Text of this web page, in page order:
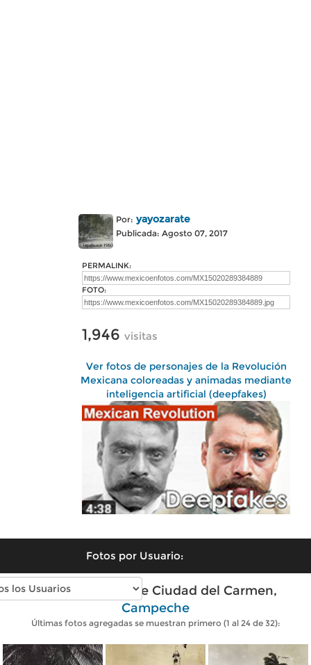
Por: yayozarate
Publicada: Agosto 07, 2017
PERMALINK:
FOTO:
1,946 visitas
Ver fotos de personajes de la Revolución
Mexicana coloreadas y animadas mediante
inteligencia artificial (deepfakes)
Fotos por Usuario:
Fotos antiguas de Ciudad del Carmen,
Campeche
Últimas fotos agregadas se muestran primero (1 al 24 de 32):